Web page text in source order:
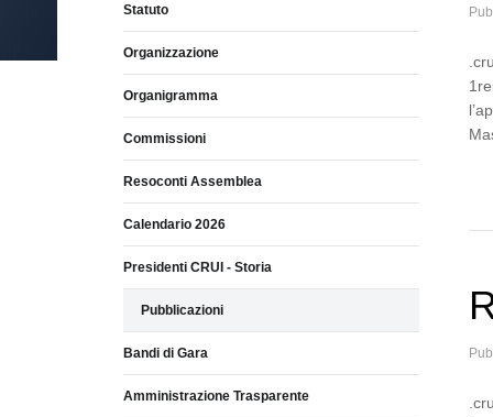
Statuto
Organizzazione
Organigramma
Commissioni
Resoconti Assemblea
Calendario 2026
Presidenti CRUI - Storia
Pubblicazioni
Bandi di Gara
Amministrazione Trasparente